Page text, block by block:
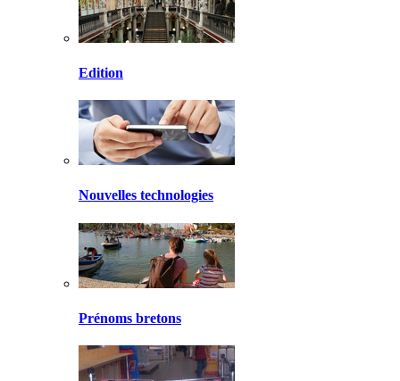
Edition
Nouvelles technologies
Prénoms bretons